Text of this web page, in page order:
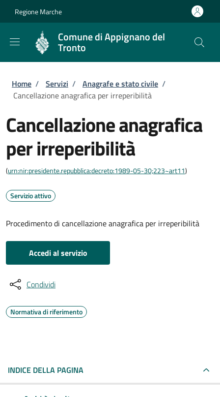
Regione Marche
Comune di Appignano del
Tronto
Briciole di pane
Home / Servizi / Anagrafe e stato civile /
Cancellazione anagrafica per irreperibilità
Cancellazione anagrafica
per irreperibilità
(urn:nir:presidente.repubblica:decreto:1989-05-30;223~art11)
Servizio attivo
Procedimento di cancellazione anagrafica per irreperibilità
Accedi al servizio
Condividi
Normativa di riferimento
INDICE DELLA PAGINA